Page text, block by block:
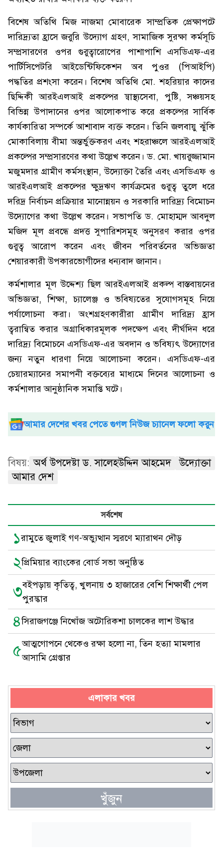
বিশেষ অতিথি মিজ নাজমা মোবারেক সাম্প্রতিক প্রেক্ষাপটে
দারিদ্র্যতা হ্রাসে জরুরি উদ্যোগ গ্রহণ, সামাজিক সুরক্ষা কর্মসূচি
সম্প্রসারণের ওপর গুরুত্বারোপের পাশাপাশি এসডিএফ-এর
পার্টিসিপেটরি আইডেন্টিফিকেশন অব পুওর (পিআইপি)
পদ্ধতির প্রশংসা করেন। বিশেষ অতিথি মো. শহরিয়ার কাদের
ছিদ্দিকী আরইএলআই প্রকল্পের স্বাস্থ্যসেবা, পুষ্টি, সঞ্চয়সহ
বিভিন্ন উপাদানের ওপর আলোকপাত করে প্রকল্পের সার্বিক
কার্যকারিতা সম্পর্কে আশাবাদ ব্যক্ত করেন। তিনি জলবায়ু ঝুঁকি
মোকাবিলায় বীমা অন্তর্ভুক্তকরণ এবং শহরাঞ্চলে আরইএলআই
প্রকল্পের সম্প্রসারণের কথা উল্লেখ করেন। ড. মো. খায়রুজ্জামান
মজুমদার গ্রামীণ কর্মসংস্থান, উদ্যোক্তা তৈরি এবং এসডিএফ ও
আরইএলআই প্রকল্পের ক্ষুদ্রঋণ কার্যক্রমের গুরুত্ব তুলে ধরে
দরিদ্র নির্বাচন প্রক্রিয়ার মানোন্নয়ন ও সরকারি দারিদ্র্য বিমোচন
উদ্যোগের কথা উল্লেখ করেন। সভাপতি ড. মোহাম্মদ আবদুল
মজিদ মূল প্রবন্ধে প্রদত্ত সুপারিশসমূহ অনুসরণ করার ওপর
গুরুত্ব আরোপ করেন এবং জীবন পরিবর্তনের অভিজ্ঞতা
শেয়ারকারী উপকারভোগীদের ধন্যবাদ জানান।
কর্মশালার মূল উদ্দেশ্য ছিল আরইএলআই প্রকল্প বাস্তবায়নের
অভিজ্ঞতা, শিক্ষা, চ্যালেঞ্জ ও ভবিষ্যতের সুযোগসমূহ নিয়ে
পর্যালোচনা করা। অংশগ্রহণকারীরা গ্রামীণ দারিদ্র্য হ্রাস
ত্বরান্বিত করার অগ্রাধিকারমূলক পদক্ষেপ এবং দীর্ঘদিন ধরে
দারিদ্র্য বিমোচনে এসডিএফ-এর অবদান ও ভবিষ্যৎ উদ্যোগের
জন্য নতুন ধারণা নিয়ে আলোচনা করেন। এসডিএফ-এর
চেয়ারম্যানের সমাপনী বক্তব্যের মাধ্যমে দিনের আলোচনা ও
কর্মশালার আনুষ্ঠানিক সমাপ্তি ঘটে।
আমার দেশের খবর পেতে গুগল নিউজ চ্যানেল ফলো করুন
বিষয়: অর্থ উপদেষ্টা ড. সালেহউদ্দিন আহমেদ
উদ্যোক্তা
আমার দেশ
সর্বশেষ
১রামুতে জুলাই গণ-অভ্যুত্থান স্মরণে ম্যারাথন দৌড়
২প্রিমিয়ার ব্যাংকের বোর্ড সভা অনুষ্ঠিত
৩বইপড়ায় কৃতিত্ব, খুলনায় ৩ হাজারের বেশি শিক্ষার্থী পেল
পুরস্কার
৪সিরাজগঞ্জে নিখোঁজ অটোরিকশা চালকের লাশ উদ্ধার
৫আত্মগোপনে থেকেও রক্ষা হলো না, তিন হত্যা মামলার
আসামি গ্রেপ্তার
এলাকার খবর
খুঁজুন